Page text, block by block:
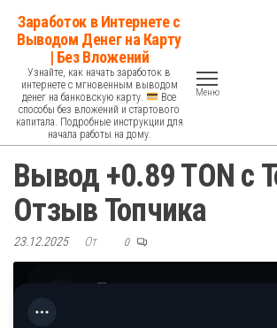
Перейти
содержимому
Заработок в Интернете с
Выводом Денег на Карту
| Без Вложений
Узнайте, как начать заработок в
интернете с мгновенным выводом
денег на банковскую карту.
Все
способы без вложений и стартового
капитала. Подробные инструкции для
начала работы на дому.
Меню
Вывод +0.89 TON с
Отзыв Топчика
23.12.2025 От 0